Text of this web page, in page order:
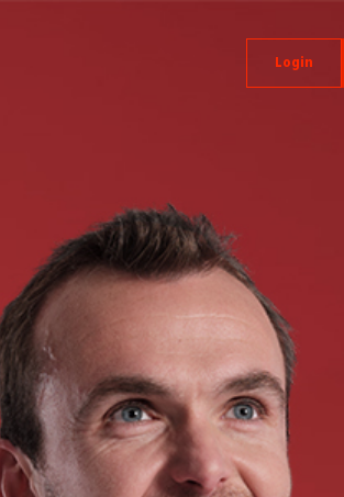
Login